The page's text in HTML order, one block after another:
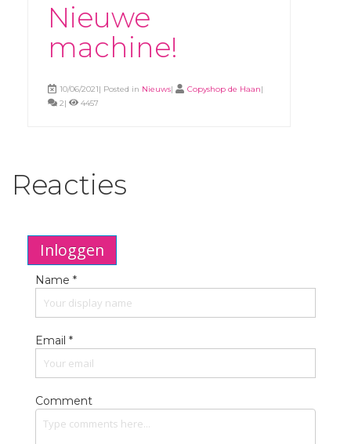
Nieuwe
machine!
10/06/2021| Posted in Nieuws| Copyshop de Haan|
2|
4457
Reacties
Inloggen
Name *
Email *
Comment